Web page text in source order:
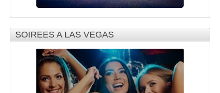
SOIREES A LAS VEGAS